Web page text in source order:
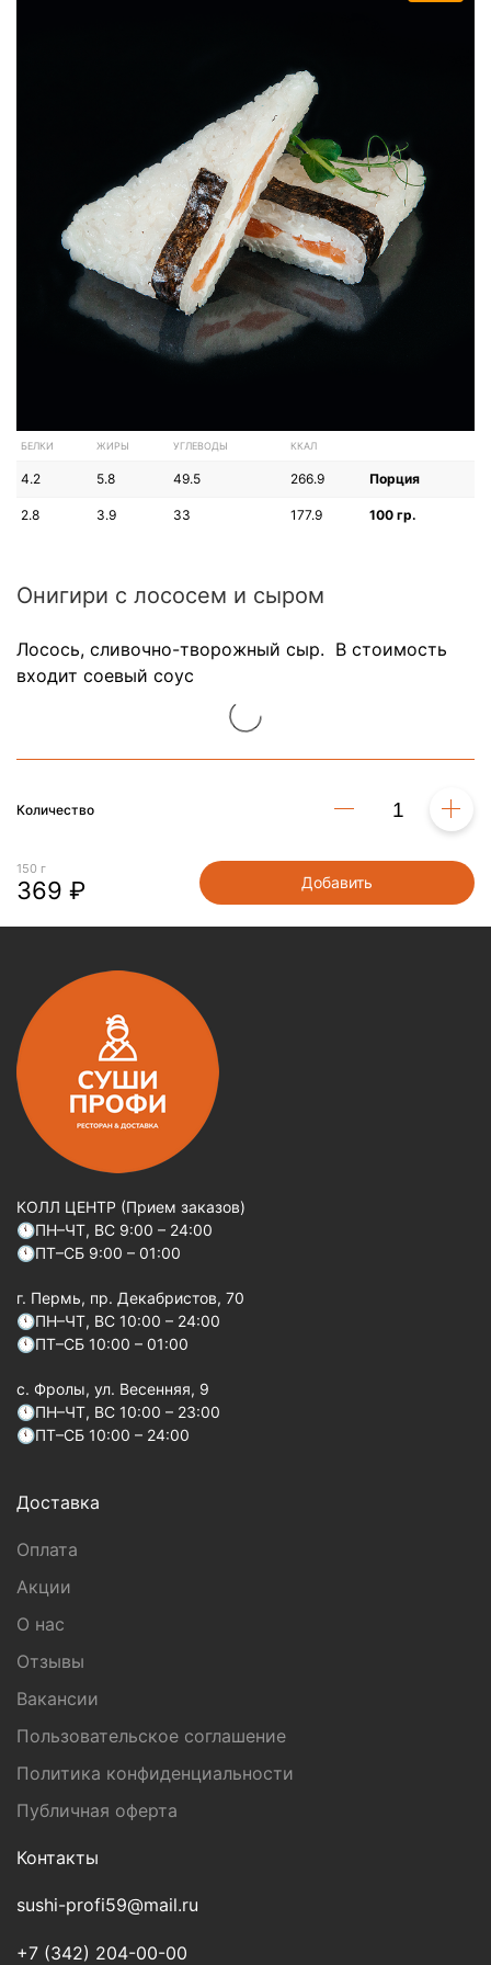
БЕЛКИ ЖИРЫ УГЛЕВОДЫ ККАЛ
4.2 5.8 49.5 266.9 Порция
2.8 3.9 33 177.9 100 гр.
Онигири с лососем и сыром
Лосось, сливочно-творожный сыр. В стоимость
входит соевый соус
Количество
150 г
369 ₽ Добавить
КОЛЛ ЦЕНТР (Прием заказов)
🕚ПН–ЧТ, ВС 9:00 – 24:00
🕚ПТ–СБ 9:00 – 01:00
г. Пермь, пр. Декабристов, 70
🕚ПН–ЧТ, ВС 10:00 – 24:00
🕚ПТ–СБ 10:00 – 01:00
c. Фролы, ул. Весенняя, 9
🕚ПН–ЧТ, ВС 10:00 – 23:00
🕚ПТ–СБ 10:00 – 24:00
Доставка
Оплата
Акции
О нас
Отзывы
Вакансии
Пользовательское соглашение
Политика конфиденциальности
Публичная оферта
Контакты
sushi-profi59@mail.ru
+7 (342) 204-00-00